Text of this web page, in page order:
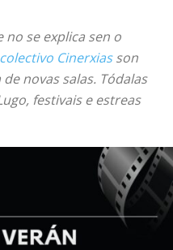
se explica sen o
colectivo Cinerxiasson
novas salas. Tódalas
festivais e estreas